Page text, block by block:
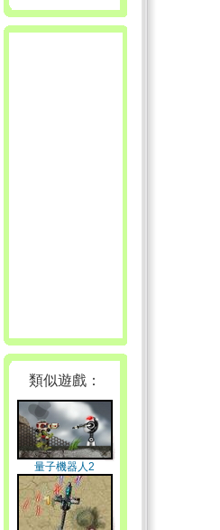
類似遊戲：
量子機器人2